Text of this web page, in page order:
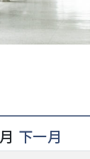
下一月